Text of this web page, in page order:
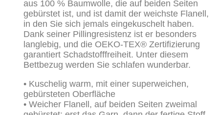
aus 100 % Baumwolle, die auf beiden Seiten
gebürstet ist, und ist damit der weichste Flanell,
in den Sie sich jemals eingekuschelt haben.
Dank seiner Pillingresistenz ist er besonders
langlebig, und die OEKO-TEX® Zertifizierung
garantiert Schadstofffreiheit. Unter diesem
Bettbezug werden Sie schlafen wunderbar.
• Kuschelig warm, mit einer superweichen,
gebürsteten Oberfläche
• Weicher Flanell, auf beiden Seiten zweimal